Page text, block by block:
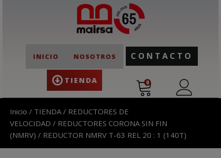
INICIO NOSOTROS
TIENDA
CONTACTO
0
Inicio / TIENDA / REDUCTORES DE
VELOCIDAD / REDUCTORES CORONA SIN FIN
(NMRV) / REDUCTOR NMRV T-63 REL 20 : 1 (140T)